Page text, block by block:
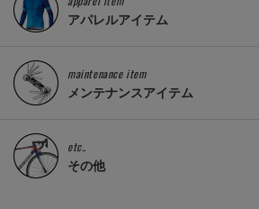
アパレルアイテム
maintenance item
メンテナンスアイテム
etc..
その他